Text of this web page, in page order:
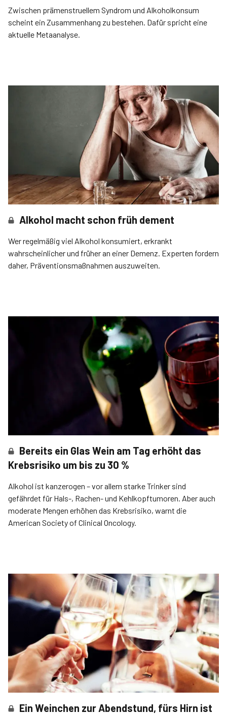
Zwischen prämenstruellem Syndrom und Alkoholkonsum
scheint ein Zusammenhang zu bestehen. Dafür spricht eine
aktuelle Metaanalyse.
Alkohol macht schon früh dement
Wer regelmäßig viel Alkohol konsumiert, erkrankt
wahrscheinlicher und früher an einer Demenz. Experten fordern
daher, Präventionsmaßnahmen auszuweiten.
Bereits ein Glas Wein am Tag erhöht das
Krebsrisiko um bis zu 30 %
Alkohol ist kanzerogen – vor allem starke Trinker sind
gefährdet für Hals-, Rachen- und Kehlkopftumoren. Aber auch
moderate Mengen erhöhen das Krebsrisiko, warnt die
American Society of Clinical Oncology.
Ein Weinchen zur Abendstund, fürs Hirn ist